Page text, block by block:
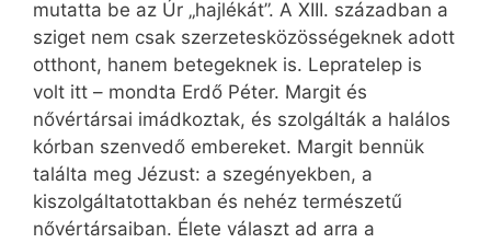
mutatta be az Úr „hajlékát”. A XIII. században a
sziget nem csak szerzetesközösségeknek adott
otthont, hanem betegeknek is. Lepratelep is
volt itt – mondta Erdő Péter. Margit és
nővértársai imádkoztak, és szolgálták a halálos
kórban szenvedő embereket. Margit bennük
találta meg Jézust: a szegényekben, a
kiszolgáltatottakban és nehéz természetű
nővértársaiban. Élete választ ad arra a